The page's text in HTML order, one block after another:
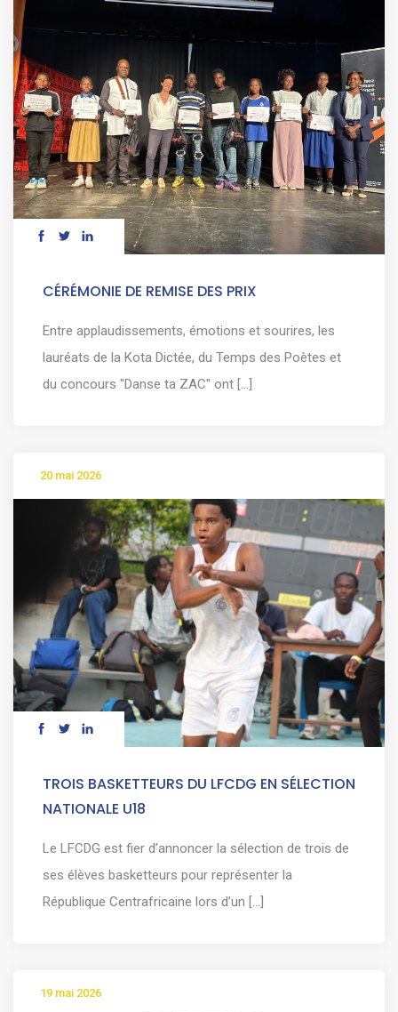
CÉRÉMONIE DE REMISE DES PRIX
Entre applaudissements, émotions et sourires, les
lauréats de la Kota Dictée, du Temps des Poètes et
du concours "Danse ta ZAC" ont [...]
20 mai 2026
TROIS BASKETTEURS DU LFCDG EN SÉLECTION
NATIONALE U18
Le LFCDG est fier d’annoncer la sélection de trois de
ses élèves basketteurs pour représenter la
République Centrafricaine lors d’un [...]
19 mai 2026